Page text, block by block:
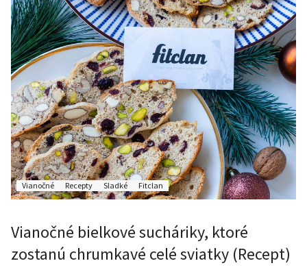
Vianočné Recepty Sladké Fitclan
Vianočné bielkové sucháriky, ktoré
zostanú chrumkavé celé sviatky (Recept)